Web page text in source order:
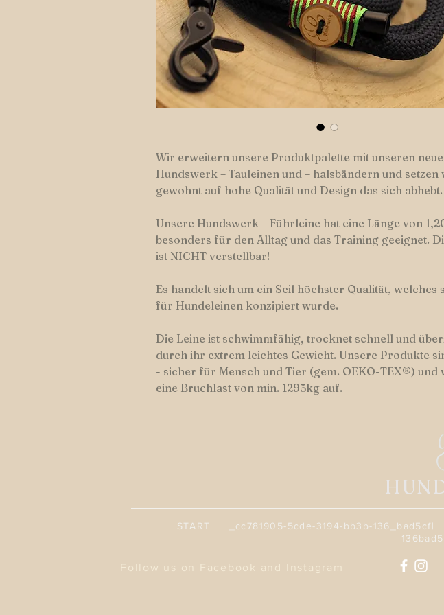
Wir erweitern unsere Produktpalette mit unseren
Hundswerk – Tauleinen und – halsbändern und setzen
gewohnt auf hohe Qualität und Design das sich abhebt.
Unsere Hundswerk – Führleine hat eine Länge von
besonders für den Alltag und das Training geeignet.
ist NICHT verstellbar!
Es handelt sich um ein Seil höchster Qualität, welches
für Hundeleinen konzipiert wurde.
Die Leine ist schwimmfähig, trocknet schnell und
durch ihr extrem leichtes Gewicht. Unsere Produkte
- sicher für Mensch und Tier (gem. OEKO-TEX®) und
eine Bruchlast von min. 1295kg auf.
START _cc781905-5cde-3194-bb3b-136_bad5cf
Follow us on Facebook and Instagram